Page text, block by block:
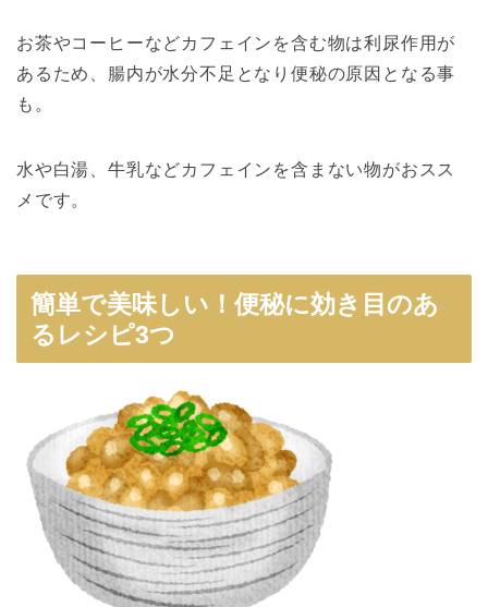
お茶やコーヒーなどカフェインを含む物は利尿作用が
あるため、腸内が水分不足となり便秘の原因となる事
も。
水や白湯、牛乳などカフェインを含まない物がおスス
メです。
簡単で美味しい！便秘に効き目のあ
るレシピ3つ